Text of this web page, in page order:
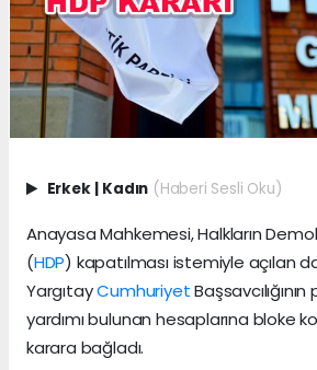
Erkek | Kadın (Haberi Sesli Oku)
Anayasa Mahkemesi, Halkların
(HDP) kapatılması istemiyle açılan
YargıtayCumhuriyet
yardımı bulunan hesaplarına bloke
karara bağladı.